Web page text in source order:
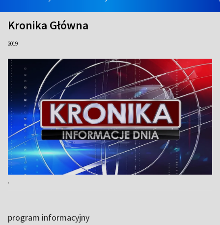
Kronika Główna
2019
.
program informacyjny